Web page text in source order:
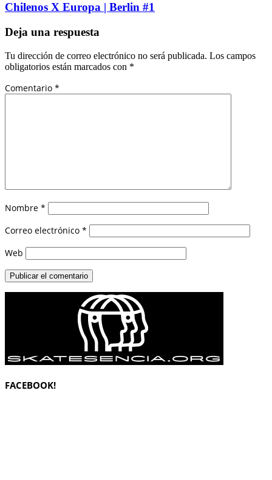
Chilenos X Europa | Berlin #1
Deja una respuesta
Tu dirección de correo electrónico no será publicada. Los campos
obligatorios están marcados con *
Comentario *
Nombre *
Correo electrónico *
Web
FACEBOOK!